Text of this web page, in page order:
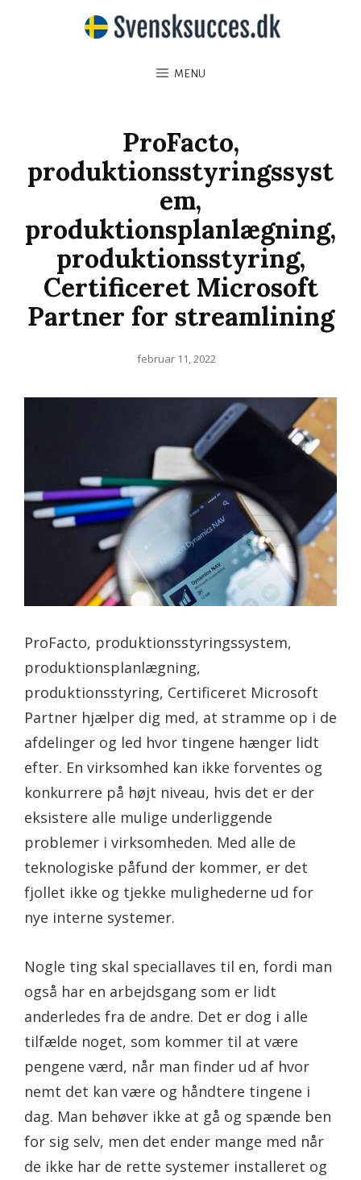
MENU
ProFacto,
produktionsstyringssyst
em,
produktionsplanlægning,
produktionsstyring,
Certificeret Microsoft
Partner for streamlining
Posted
februar 11, 2022
ProFacto, produktionsstyringssystem,
produktionsplanlægning,
produktionsstyring, Certificeret Microsoft
Partner hjælper dig med, at stramme op i de
afdelinger og led hvor tingene hænger lidt
efter. En virksomhed kan ikke forventes og
konkurrere på højt niveau, hvis det er der
eksistere alle mulige underliggende
problemer i virksomheden. Med alle de
teknologiske påfund der kommer, er det
fjollet ikke og tjekke mulighederne ud for
nye interne systemer.
Nogle ting skal speciallaves til en, fordi man
også har en arbejdsgang som er lidt
anderledes fra de andre. Det er dog i alle
tilfælde noget, som kommer til at være
pengene værd, når man finder ud af hvor
nemt det kan være og håndtere tingene i
dag. Man behøver ikke at gå og spænde ben
for sig selv, men det ender mange med når
de ikke har de rette systemer installeret og